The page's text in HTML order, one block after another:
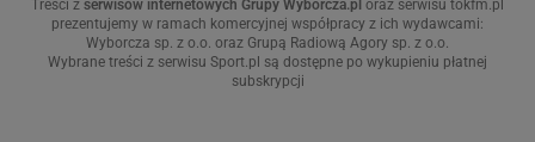
Treści z serwisów internetowych Grupy Wyborcza.pl oraz serwisu tokfm.pl
prezentujemy w ramach komercyjnej współpracy z ich wydawcami:
Wyborcza sp. z o.o. oraz Grupą Radiową Agory sp. z o.o.
Wybrane treści z serwisu Sport.pl są dostępne po wykupieniu płatnej
subskrypcji